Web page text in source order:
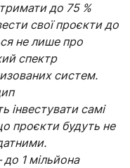
до 75 %
свої проєкти до
не лише про
спектр
систем.
інвестувати самі
проєкти будуть не
1 мільйона